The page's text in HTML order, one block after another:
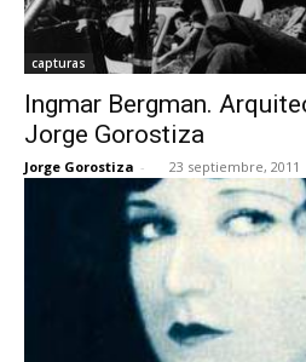
capturas
Ingmar Bergman.
Jorge Gorostiza
Jorge Gorostiza - 23 septiembre, 2011